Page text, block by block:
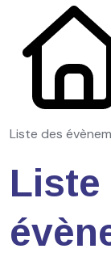
Liste des
Liste